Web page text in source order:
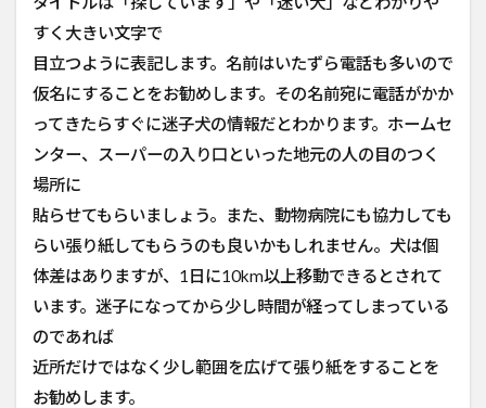
すく大きい文字で
目立つように表記します。名前はいたずら電話も多いので
仮名にすることをお勧めします。その名前宛に電話がかか
ってきたらすぐに迷子犬の情報だとわかります。ホームセ
ンター、スーパーの入り口といった地元の人の目のつく
場所に
貼らせてもらいましょう。また、動物病院にも協力しても
らい張り紙してもらうのも良いかもしれません。犬は個
体差はありますが、1日に10km以上移動できるとされて
います。迷子になってから少し時間が経ってしまっている
のであれば
近所だけではなく少し範囲を広げて張り紙をすることを
お勧めします。